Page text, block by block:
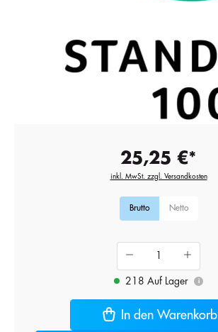
25,25 €*
inkl. MwSt. zzgl. Versandkosten
Brutto Netto
218 Auf Lager i
In den Warenkorb